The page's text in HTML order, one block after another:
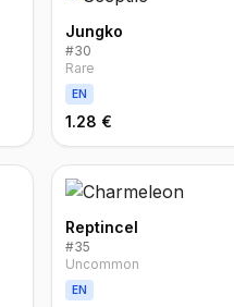
Jungko
#30
Rare
EN
1.28 €
Reptincel
#35
Uncommon
EN